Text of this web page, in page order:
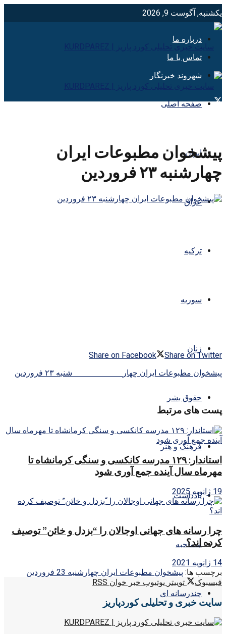
یکشنبه, آگوست 9, 2026
درباره ما
تماس با ما
شهروند خبرنگار
صفحه اصلی
ایران
عراق
ترکیه
سوریه
زنان
حقوق بشر
فرهنگ و هنر
یادداشت
مصاحبه
چندرسانه ای
پیشخوان مطبوعات ایران
چهارشنبه ۲۳ فروردین
Share on Facebook
Share on Twitter
پیشخوان مطبوعات ایران چهار
شنبه ۲۳ فروردین
پست های مرتبط
استاندار: ۱۲۹ مدرسه کانکسی و سنگی کرمانشاه تا
مهرماه سال آینده جمع آوری شود
19 ژانویه 2025
چرا رسانه های جهانی اوجالان را “بزدل و خائن” توصیف
کرده اند؟
14 ژانویه 2021
برچسب ها: پیشخوان مطبوعات ایران چهارشنبه 23 فروردین
فیسبوک
توییتر یوتیوب خبر خوان RSS
سایت خبری و تحلیلی کوردپاریز